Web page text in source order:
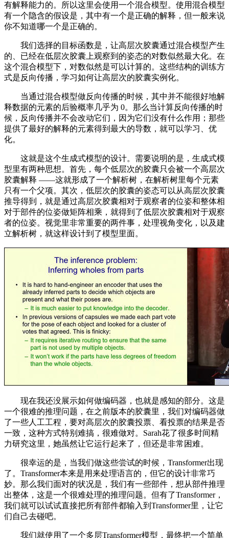
有解释能力的。所以这里会使用一个混合模型。使用混合模型
有一个隐含的假设是，其中有一个是正确的解释，但一般来说
你不知道哪一个是正确的。
我们选择的目标函数是，让高层次胶囊通过混合模型产生
的、已经在低层次胶囊上观察到的姿态的对数似然最大化。在
这个混合模型下，对数似然是可以计算的。这些结构的训练方
式是反向传播，学习如何让高层次的胶囊实例化。
当通过混合模型做反向传播的时候，其中并不能很好地解
释数据的元素的后验概率几乎为 0。那么当计算反向传播的时
候，反向传播并不会改动它们，因为它们没有什么作用；那些
提供了最好的解释的元素得到最大的导数，就可以学习、优
化。
这就是这个生成式模型的设计。需要说明的是，生成式模
型里有两种思想。首先，每个低层次的胶囊只会被一个高层次
胶囊解释 ——这就形成了一个解析树，在解析树里每个元素
只有一个父项。其次，低层次的胶囊的姿态可以从高层次胶囊
推导得到，就是通过高层次胶囊相对于观察者的位姿和整体相
对于部件的位姿做矩阵相乘，就得到了低层次胶囊相对于观察
者的位姿。视觉里非常重要的两件事，处理视角变化，以及建
立解析树，就这样设计到了模型里面。
现在我还没展示如何做编码器，也就是感知的部分。这是
一个很难的推理问题，在之前版本的胶囊里，我们对编码器做
了一些人工工程，要对高层次的胶囊投票、看投票的结果是否
一致，这种方式特别难搞，很难做对。Sarah花了很多时间精
力研究这里，她虽然让它运行起来了，但还是非常困难。
很幸运的是，当我们做这些尝试的时候，Transformer出现
了。Transformer本来是用来处理语言的，但它的设计非常巧
妙。那么我们面对的状况是，我们有一些部件，想从部件推理
出整体，这是一个很难处理的推理问题。但有了Transformer，
我们就可以试试直接把所有部件都输入到Transformer里，让它
们自己去碰吧。
我们就使用了一个多层Transformer模型，最终把一个简单